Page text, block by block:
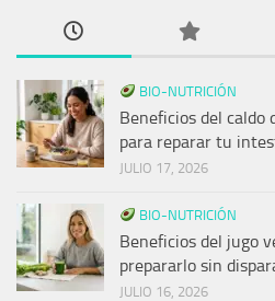
BIO-NUTRICIÓN
Beneficios del caldo
para reparar tu
JULIO 17, 2026
BIO-NUTRICIÓN
Beneficios del jugo
prepararlo sin
JULIO 16, 2026